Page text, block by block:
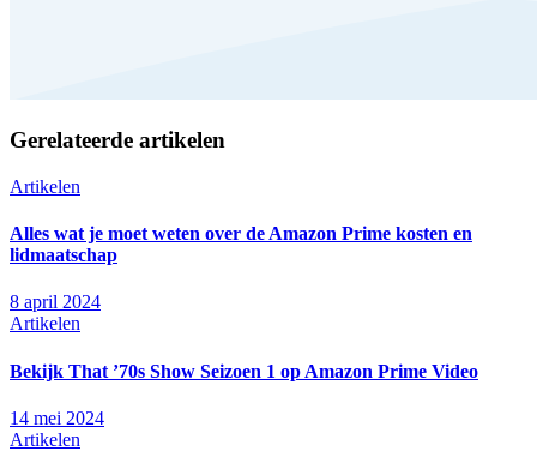
Gerelateerde artikelen
Artikelen
Alles wat je moet weten over de Amazon Prime kosten en
lidmaatschap
8 april 2024
Artikelen
Bekijk That ’70s Show Seizoen 1 op Amazon Prime Video
14 mei 2024
Artikelen